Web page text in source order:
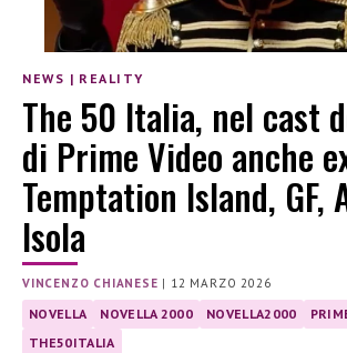
NEWS | REALITY
The 50 Italia, nel cast
di Prime Video anche
Temptation Island, GF,
Isola
VINCENZO CHIANESE | 12 MARZO 2026
NOVELLA NOVELLA 2000 NOVELLA2000
THE50ITALIA